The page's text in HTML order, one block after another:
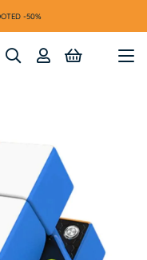
-50%